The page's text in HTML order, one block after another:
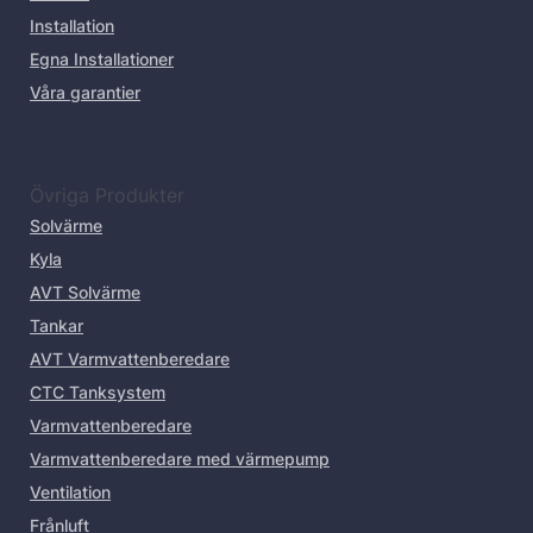
Installation
Egna Installationer
Våra garantier
Övriga Produkter
Solvärme
Kyla
AVT Solvärme
Tankar
AVT Varmvattenberedare
CTC Tanksystem
Varmvattenberedare
Varmvattenberedare med värmepump
Ventilation
Frånluft